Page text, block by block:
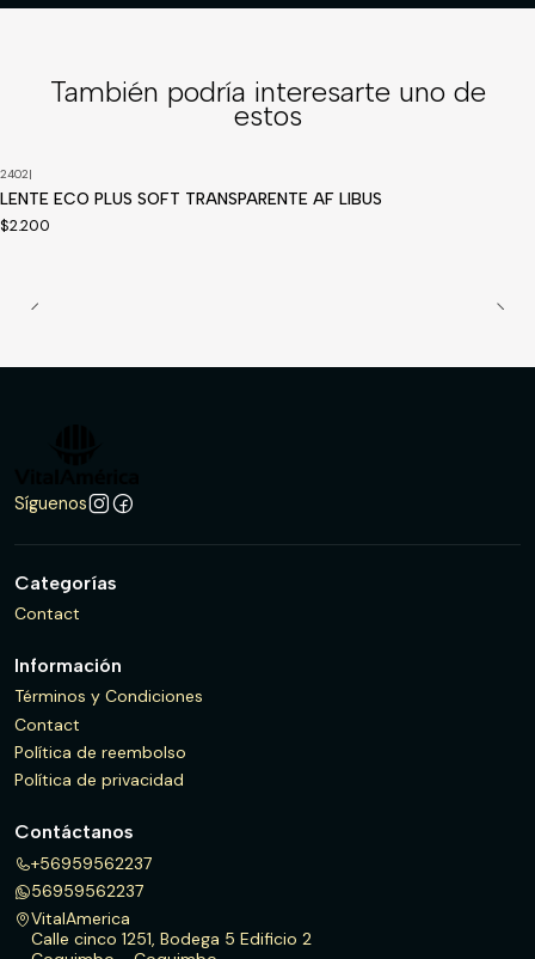
También podría interesarte uno de
estos
2402|
LENTE ECO PLUS SOFT TRANSPARENTE AF LIBUS
$2.200
Síguenos
Categorías
Contact
Información
Términos y Condiciones
Contact
Política de reembolso
Política de privacidad
Contáctanos
+56959562237
56959562237
VitalAmerica
Calle cinco 1251, Bodega 5 Edificio 2